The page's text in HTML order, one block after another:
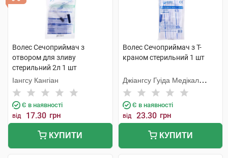
Волес Сечоприймач з
отвором для зливу
стерильний 2л 1 шт
Іангсу Кангіан
Є в наявності
від 17.30 грн
КУПИТИ
Волес Сечоприймач з Т-
краном стерильний 1 шт
Джіангсу Гуіда Медікал
Інструментс Ко.
Є в наявності
від 23.30 грн
КУПИТИ